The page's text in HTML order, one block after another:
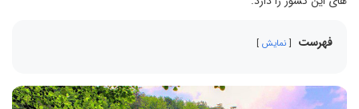
فهرست نمایش